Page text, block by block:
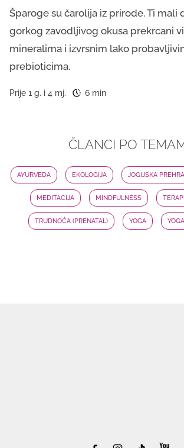
Šparoge su čarolija iz prirode. Ti mali
gorkog zavodljivog okusa prekrcani
mineralima i izvrsnim lako
prebioticima.
Prije 1 g. i 4 mj. 6 min
ČLANCI PO
AYURVEDA EKOLOGIJA JOGIJSKA
MEDITACIJA MINDFULNESS
TRUDNOĆA (PRENATAL) YOGA